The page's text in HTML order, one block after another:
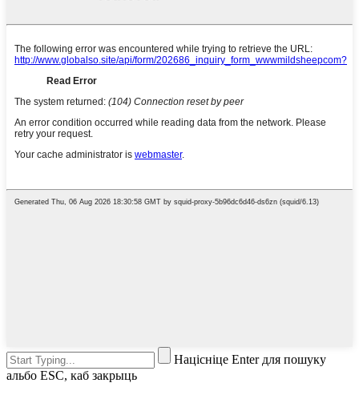
Націсніце Enter для пошуку
альбо ESC, каб закрыць